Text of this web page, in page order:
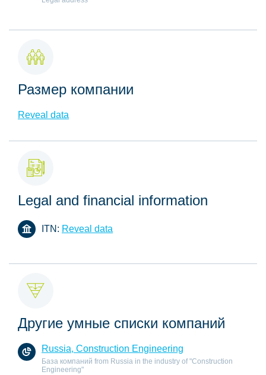
Размер компании
Reveal data
Legal and financial information
ITN: Reveal data
Другие умные списки компаний
Russia, Construction Engineering
База компаний from Russia in the industry of "Construction
Engineering"